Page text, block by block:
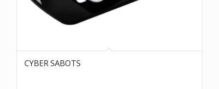
CYBER SABOTS